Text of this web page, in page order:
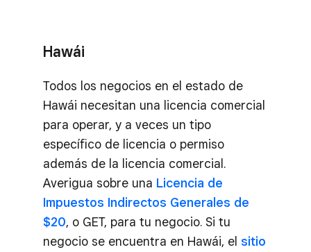
Hawái
Todos los negocios en el estado de
Hawái necesitan una licencia comercial
para operar, y a veces un tipo
específico de licencia o permiso
además de la licencia comercial.
Averigua sobre una Licencia de
Impuestos Indirectos Generales de
$20, o GET, para tu negocio. Si tu
negocio se encuentra en Hawái, el sitio